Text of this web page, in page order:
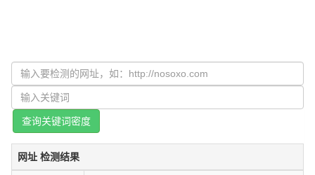
查询关键词密度
网址 检测结果